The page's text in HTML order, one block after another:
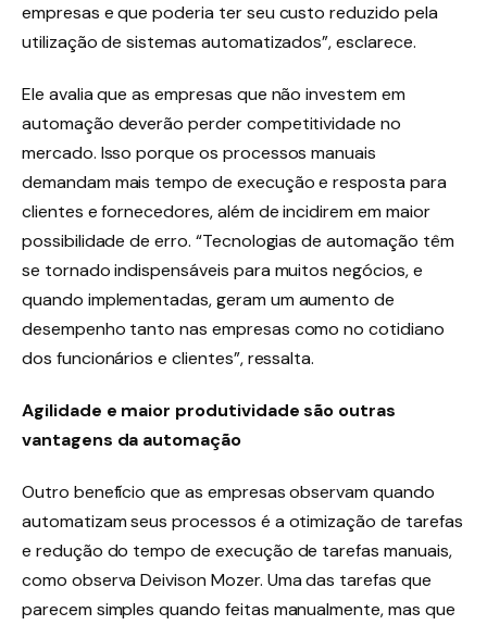
empresas e que poderia ter seu custo reduzido pela
utilização de sistemas automatizados”, esclarece.
Ele avalia que as empresas que não investem em
automação deverão perder competitividade no
mercado. Isso porque os processos manuais
demandam mais tempo de execução e resposta para
clientes e fornecedores, além de incidirem em maior
possibilidade de erro. “Tecnologias de automação têm
se tornado indispensáveis para muitos negócios, e
quando implementadas, geram um aumento de
desempenho tanto nas empresas como no cotidiano
dos funcionários e clientes”, ressalta.
Agilidade e maior produtividade são outras
vantagens da automação
Outro benefício que as empresas observam quando
automatizam seus processos é a otimização de tarefas
e redução do tempo de execução de tarefas manuais,
como observa Deivison Mozer. Uma das tarefas que
parecem simples quando feitas manualmente, mas que